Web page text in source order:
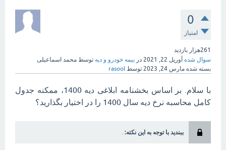
0
امتیاز
261هزار
بازدید
سوال شده آوریل 22, 2021 در بیمه خودرو و دیه توسط محمد اسماعیلی
بسته شده مارس 24, 2023 توسط rasool
با سلام. بر اساس بخشنامه ابلاغی دیه 1400، ممکنه جدول
کامل محاسبه نرخ دیه سال 1400 را در اختیار بگذارید؟
ببندید با توجه به این نکته: .